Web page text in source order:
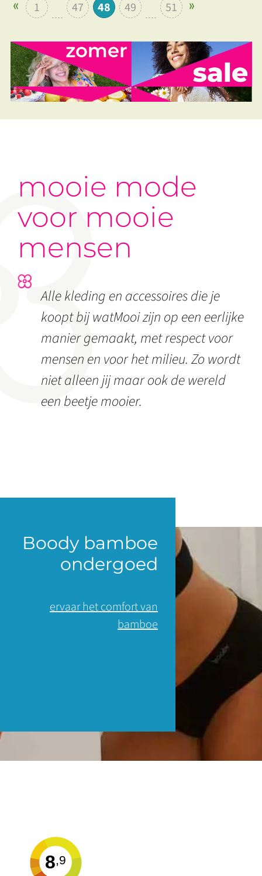
1 47 48 49 51
mooie mode
voor mooie
mensen
Alle kleding en accessoires die je
koopt bij watMooi zijn op een eerlijke
manier gemaakt, met respect voor
mensen en voor het milieu. Zo wordt
niet alleen jij maar ook de wereld
een beetje mooier.
Boody bamboe
ondergoed
ervaar het comfort van
bamboe
8,9